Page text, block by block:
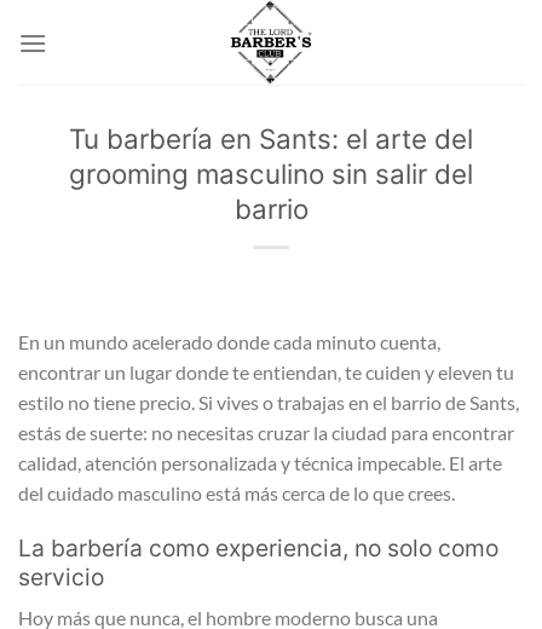
Tu barbería en Sants: el arte del
grooming masculino sin salir del
barrio
En un mundo acelerado donde cada minuto cuenta,
encontrar un lugar donde te entiendan, te cuiden y eleven tu
estilo no tiene precio. Si vives o trabajas en el barrio de Sants,
estás de suerte: no necesitas cruzar la ciudad para encontrar
calidad, atención personalizada y técnica impecable. El arte
del cuidado masculino está más cerca de lo que crees.
La barbería como experiencia, no solo como
servicio
Hoy más que nunca, el hombre moderno busca una